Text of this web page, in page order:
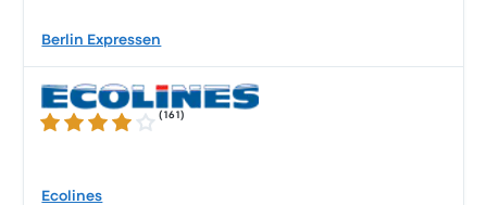
Berlin Expressen
3.8 van de 5 sterren
(161 )
Ecolines